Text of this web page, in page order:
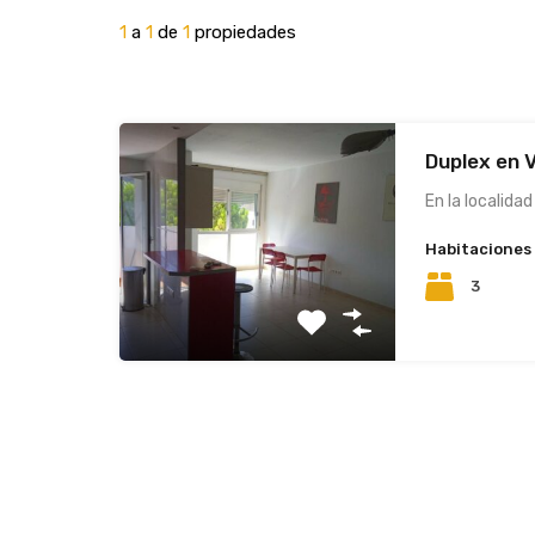
1 a 1 de 1 propiedades
Duplex en
En la
Habitaciones
3